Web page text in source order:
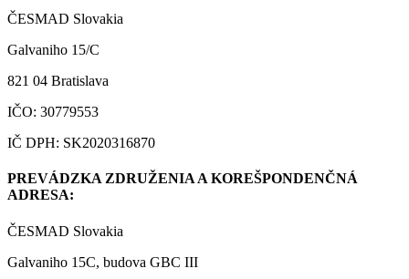
ČESMAD Slovakia
Galvaniho 15/C
821 04 Bratislava
IČO: 30779553
IČ DPH: SK2020316870
PREVÁDZKA ZDRUŽENIA A KOREŠPONDENČNÁ
ADRESA:
ČESMAD Slovakia
Galvaniho 15C, budova GBC III